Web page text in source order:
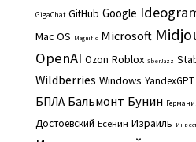
GigaChat GitHub Google
Mac OS Magnific Microsoft
OpenAI Ozon Roblox SberJazz
Wildberries Windows YandexGPT
БПЛА Бальмонт Бунин
Достоевский Есенин Израиль